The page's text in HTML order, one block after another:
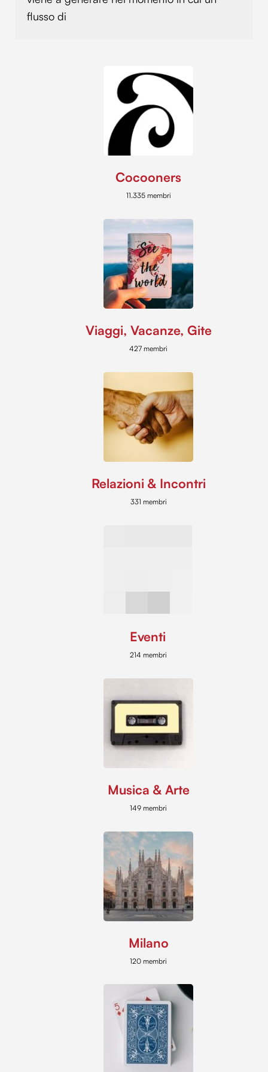
flusso di
Cocooners
11.335 membri
Viaggi, Vacanze, Gite
427 membri
Relazioni & Incontri
331 membri
Eventi
214 membri
Musica & Arte
149 membri
Milano
120 membri